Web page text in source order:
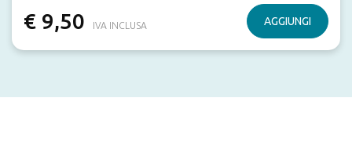
€ 9,50 IVA INCLUSA AGGIUNGI